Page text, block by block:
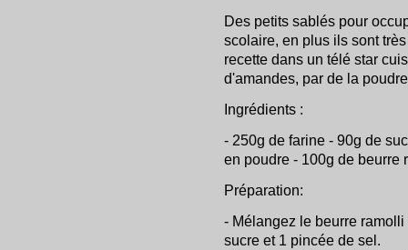
Des petits sablés pour
scolaire, en plus ils sont
recette dans un télé star
d'amandes, par de la
Ingrédients :
- 250g de farine - 90g de
en poudre - 100g de beurre
Préparation:
- Mélangez le beurre
sucre et 1 pincée de sel.